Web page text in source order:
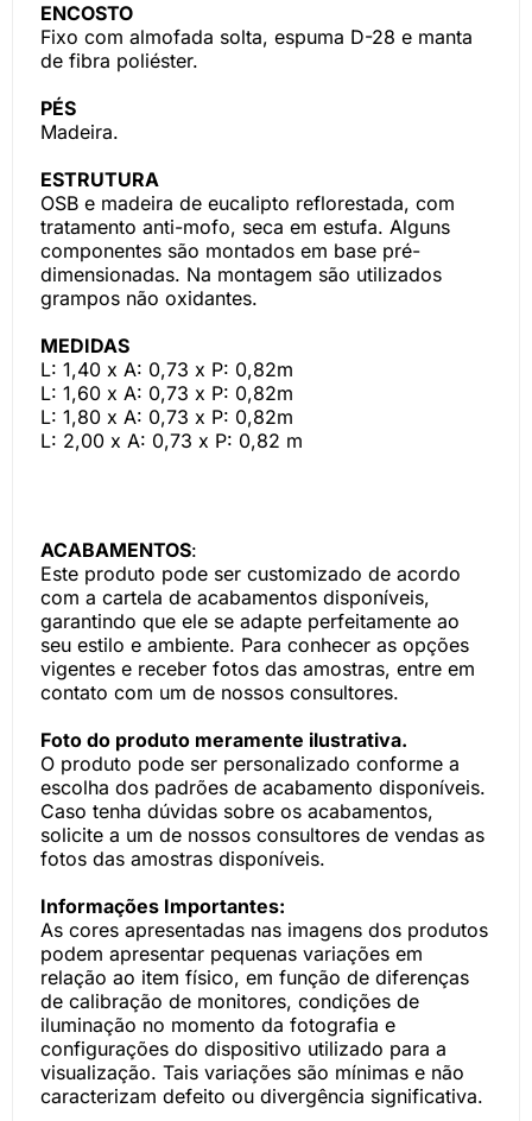
ENCOSTO
Fixo com almofada solta, espuma D-28 e manta
de fibra poliéster.
PÉS
Madeira.
ESTRUTURA
OSB e madeira de eucalipto reflorestada, com
tratamento anti-mofo, seca em estufa. Alguns
componentes são montados em base pré-
dimensionadas. Na montagem são utilizados
grampos não oxidantes.
MEDIDAS
L: 1,40 x A: 0,73 x P: 0,82m
L: 1,60 x A: 0,73 x P: 0,82m
L: 1,80 x A: 0,73 x P: 0,82m
L: 2,00 x A: 0,73 x P: 0,82 m
ACABAMENTOS:
Este produto pode ser customizado de acordo
com a cartela de acabamentos disponíveis,
garantindo que ele se adapte perfeitamente ao
seu estilo e ambiente. Para conhecer as opções
vigentes e receber fotos das amostras, entre em
contato com um de nossos consultores.
Foto do produto meramente ilustrativa.
O produto pode ser personalizado conforme a
escolha dos padrões de acabamento disponíveis.
Caso tenha dúvidas sobre os acabamentos,
solicite a um de nossos consultores de vendas as
fotos das amostras disponíveis.
Informações Importantes:
As cores apresentadas nas imagens dos produtos
podem apresentar pequenas variações em
relação ao item físico, em função de diferenças
de calibração de monitores, condições de
iluminação no momento da fotografia e
configurações do dispositivo utilizado para a
visualização. Tais variações são mínimas e não
caracterizam defeito ou divergência significativa.